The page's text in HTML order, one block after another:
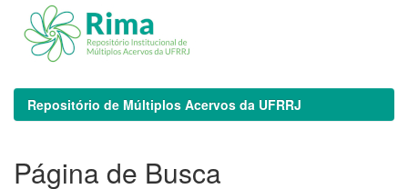
Repositório de Múltiplos Acervos da UFRRJ
Página de Busca